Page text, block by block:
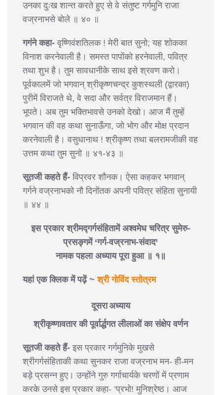
उनका दुःख शान्त करते हुए से वे संतुष्ट गर्गमुनि राजा
वज्रनाभसे बोले ॥ ४० ॥
गगंने कहा- वृष्णिवंशतिलक ! मेरी बात सुनो; यह शोकका
विनाश करनेवाली है। समस्त पापोंको हरनेवाली, पवित्र
तथा शुभ है। तुम सावधानीके साथ इसे श्रवण करो।
पूर्वकालमें जो भगवान् श्रीकृष्णचन्द्र कुशस्थली (द्वारका)
पुरीमें विराजते थे, वे सदा और सर्वत्र विराजमान हैं।
भूपते। अब तुम भक्तिभावसे उनको देखो। आज मैं तुम्हें
भगवान की वह कथा सुनाऊँगा, जो भोग और मोक्ष प्रदान
करनेवाली है। वसुधानाथ ! श्रीकृष्ण तथा बलरामजीकी वह
उत्तम कथा तुम सुनो ॥ ४१-४३ ॥
सूतजी कहते हैं- विप्रवर शौनक। ऐसा कहकर भगवान्
गर्गने वज्रनाभको नौ दिनोंतक अपनी पवित्र संहिता सुनायी
॥ ४४ ॥
इस प्रकार श्रीमद्गर्गसंहितामें अश्वमेध चरित्र सुमेरु-
प्रसङ्गमें ‘गर्ग-वज्रनाभ-संवाद’
नामक पहला अध्याय पूरा हुआ ॥ १॥
यहां एक क्लिक में पढ़ें ~श्री गोविंद स्तोत्रम
दूसरा अध्याय
श्रीकृष्णावतार की पूर्वार्द्धगत लीलाओं का संक्षेप वर्णन
सूतजी कहते हैं- इस प्रकार गर्गमुनिके मुखसे
श्रीगर्गसंहिताकी कथा सुनकर राजा वज्रनाभ मन- ही-मन
बड़े प्रसन्न हुए। उन्होंने गुरु गर्गाचार्यके चरणों में प्रणाम
करके उनसे इस प्रकार कहा- ‘प्रभो! मुनिश्रेष्ठ। आज